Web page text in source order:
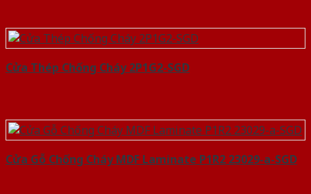
Cửa Thép Chống Cháy 2P1G2-SGD
Cửa Gỗ Chống Cháy MDF Laminate P1R2 23029-a-SGD